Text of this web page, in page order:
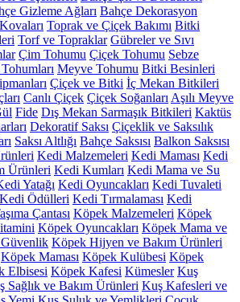
Gizleme Ağları Bahçe Dekorasyon
Toprak ve Çiçek Bakımı Bitki
Torf ve Topraklar Gübreler ve Sıvı
Çim Tohumu Çiçek Tohumu Sebze
Meyve Tohumu Bitki Besinleri
Çiçek ve Bitki İç Mekan Bitkileri
Canlı Çiçek Çiçek Soğanları Aşılı Meyve
Fide Dış Mekan Sarmaşık Bitkileri Kaktüs
Dekoratif Saksı Çiçeklik ve Saksılık
Saksı Altlığı Bahçe Saksısı Balkon Saksısı
Kedi Malzemeleri Kedi Maması Kedi
Ürünleri Kedi Kumları Kedi Mama ve Su
Yatağı Kedi Oyuncakları Kedi Tuvaleti
Kedi Ödülleri Kedi Tırmalaması Kedi
Çantası Köpek Malzemeleri Köpek
Köpek Oyuncakları Köpek Mama ve
Köpek Hijyen ve Bakım Ürünleri
Köpek Maması Köpek Kulübesi Köpek
Elbisesi Köpek Kafesi Kümesler Kuş
Sağlık ve Bakım Ürünleri Kuş Kafesleri ve